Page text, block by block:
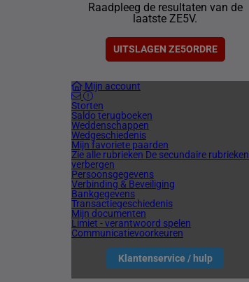
Raadpleeg de resultaten van de
laatste ZE5V.
UITSLAGEN ZE5ORDRE
Mijn account
Storten
Saldo terugboeken
Weddenschappen
Wedgeschiedenis
Mijn favoriete paarden
Zie alle rubrieken De secundaire rubrieken
verbergen
Persoonsgegevens
Verbinding & Beveiliging
Bankgegevens
Transactiegeschiedenis
Mijn documenten
Limiet - verantwoord spelen
Communicatievoorkeuren
Klantenservice / hulp